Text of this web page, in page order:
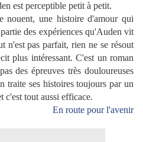
est perceptible petit à petit.
une histoire d'amour qui
des expériences qu'Auden vit
n'est pas parfait, rien ne se résout
plus intéressant. C'est un roman
des épreuves très douloureuses
traite ses histoires toujours par un
c'est tout aussi efficace.
En route pour l'avenir